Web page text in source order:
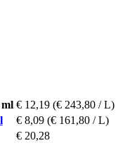
€ 12,19 (€ 243,80 / L)
€ 8,09 (€ 161,80 / L)
€ 20,28